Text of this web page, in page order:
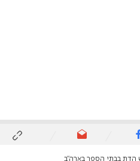
הדת בבתי הספר בארה"ב